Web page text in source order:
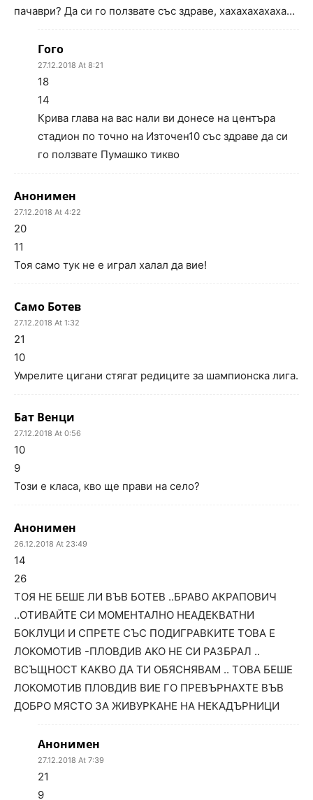
пачаври? Да си го ползвате със здраве, хахахахахаха…
Гого
27.12.2018 At 8:21
18
14
Крива глава на вас нали ви донесе на центъра
стадион по точно на Източен10 със здраве да си
го ползвате Пумашко тикво
Анонимен
27.12.2018 At 4:22
20
11
Тоя само тук не е играл халал да вие!
Само Ботев
27.12.2018 At 1:32
21
10
Умрелите цигани стягат редиците за шампионска лига.
Бат Венци
27.12.2018 At 0:56
10
9
Този е класа, кво ще прави на село?
Анонимен
26.12.2018 At 23:49
14
26
ТОЯ НЕ БЕШЕ ЛИ ВЪВ БОТЕВ ..БРАВО АКРАПОВИЧ
..ОТИВАЙТЕ СИ МОМЕНТАЛНО НЕАДЕКВАТНИ
БОКЛУЦИ И СПРЕТЕ СЪС ПОДИГРАВКИТЕ ТОВА Е
ЛОКОМОТИВ -ПЛОВДИВ АКО НЕ СИ РАЗБРАЛ ..
ВСЪЩНОСТ КАКВО ДА ТИ ОБЯСНЯВАМ .. ТОВА БЕШЕ
ЛОКОМОТИВ ПЛОВДИВ ВИЕ ГО ПРЕВЪРНАХТЕ ВЪВ
ДОБРО МЯСТО ЗА ЖИВУРКАНЕ НА НЕКАДЪРНИЦИ
Анонимен
27.12.2018 At 7:39
21
9